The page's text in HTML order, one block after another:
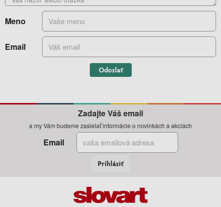
Meno
Email
Odoslať
Zadajte Váš email
a my Vám budeme zasielať informácie o novinkách a akciách
Email
Prihlásiť